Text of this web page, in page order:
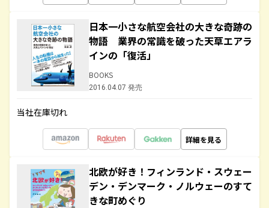
日本一小さな航空会社の大きな奇跡の
物語 業界の常識を破った天草エアラ
インの「復活」
BOOKS
2016.04.07 発売
当社在庫切れ
詳細を見る
北欧が好き！フィンランド・スウェー
デン・デンマーク・ノルウェーのすて
きな町めぐり